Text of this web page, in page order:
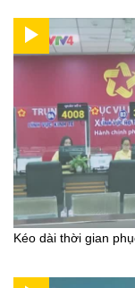
Kéo dài thời gian